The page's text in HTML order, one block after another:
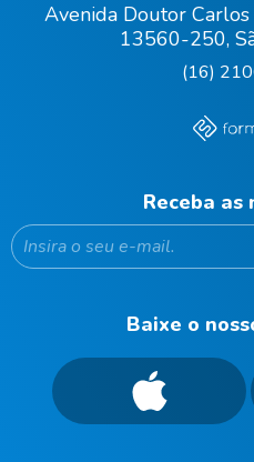
Avenida Doutor
13560-250,
(16)
Receba as
Baixe o